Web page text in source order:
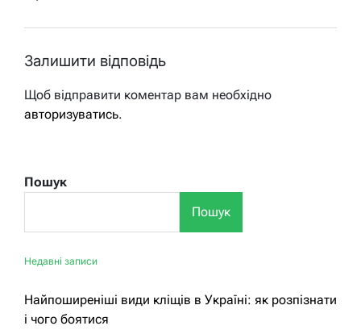
Залишити відповідь
Щоб відправити коментар вам необхідно
авторизуватись.
Пошук
Пошук
Недавні записи
Найпоширеніші види кліщів в Україні: як розпізнати
і чого боятися